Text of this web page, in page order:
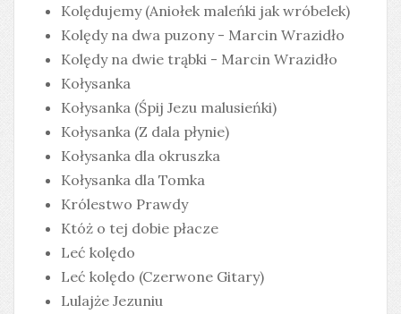
Kolędujemy (Aniołek maleńki jak wróbelek)
Kolędy na dwa puzony - Marcin Wrazidło
Kolędy na dwie trąbki - Marcin Wrazidło
Kołysanka
Kołysanka (Śpij Jezu malusieńki)
Kołysanka (Z dala płynie)
Kołysanka dla okruszka
Kołysanka dla Tomka
Królestwo Prawdy
Któż o tej dobie płacze
Leć kolędo
Leć kolędo (Czerwone Gitary)
Lulajże Jezuniu